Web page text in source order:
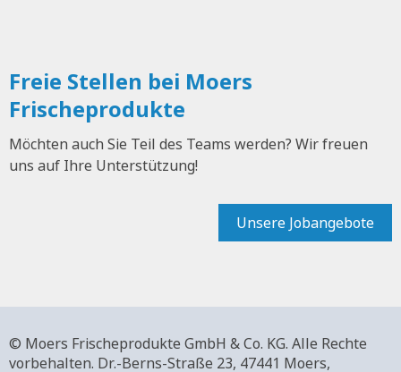
Freie Stellen bei Moers
Frischeprodukte
Möchten auch Sie Teil des Teams werden? Wir freuen
uns auf Ihre Unterstützung!
Unsere Jobangebote
© Moers Frischeprodukte GmbH & Co. KG. Alle Rechte
vorbehalten. Dr.-Berns-Straße 23, 47441 Moers,